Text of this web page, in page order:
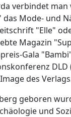
verbindet man
Mode- und
"Elle"
Magazin
Gala
DLD
des
geboren
und